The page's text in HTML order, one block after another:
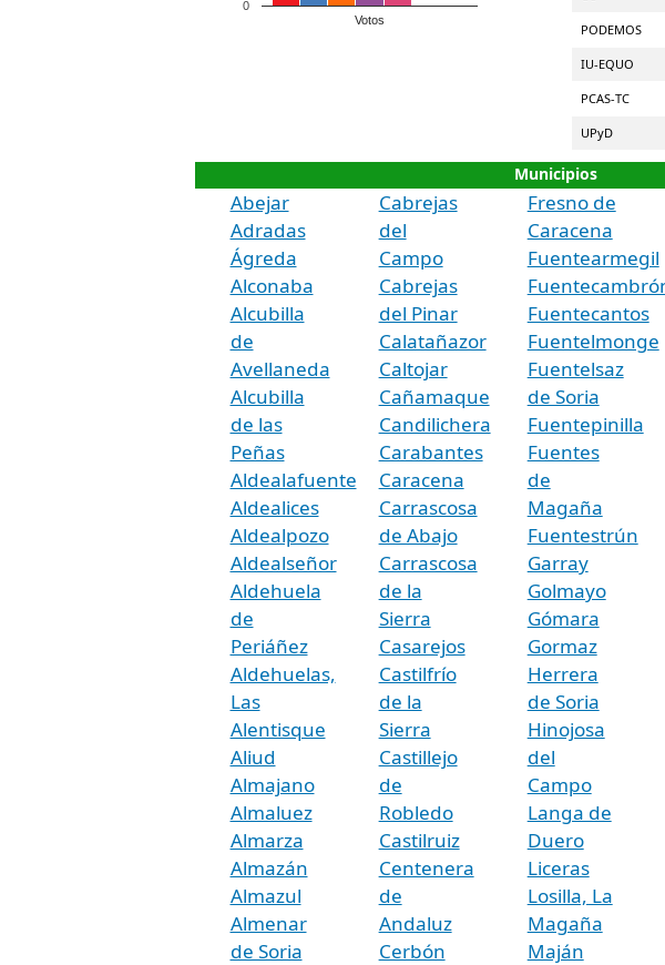
Votos
0
PODEMOS
IU-EQUO
PCAS-TC
UPyD
Municipios
Abejar
Adradas
Ágreda
Alconaba
Alcubilla
de
Avellaneda
Alcubilla
de las
Peñas
Aldealafuente
Aldealices
Aldealpozo
Aldealseñor
Aldehuela
de
Periáñez
Aldehuelas,
Las
Alentisque
Aliud
Almajano
Almaluez
Almarza
Almazán
Almazul
Almenar
de Soria
Cabrejas
del
Campo
Cabrejas
del Pinar
Calatañazor
Caltojar
Cañamaque
Candilichera
Carabantes
Caracena
Carrascosa
de Abajo
Carrascosa
de la
Sierra
Casarejos
Castilfrío
de la
Sierra
Castillejo
de
Robledo
Castilruiz
Centenera
de
Andaluz
Cerbón
Fresno de
Caracena
Fuentearmegil
Fuentecantos
Fuentelmonge
Fuentelsaz
de Soria
Fuentepinilla
Fuentes
de
Magaña
Fuentestrún
Garray
Golmayo
Gómara
Gormaz
Herrera
de Soria
Hinojosa
del
Campo
Langa de
Duero
Liceras
Losilla, La
Magaña
Maján